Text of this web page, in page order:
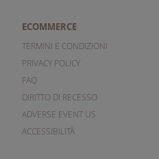
ECOMMERCE
TERMINI E CONDIZIONI
PRIVACY POLICY
FAQ
DIRITTO DI RECESSO
ADVERSE EVENT US
ACCESSIBILITÀ